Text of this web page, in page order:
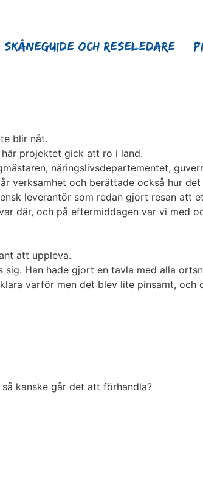
och Reseledare
blir nåt.
projektet gick att ro i land.
näringslivsdepartementet,
verksamhet och berättade också hur
leverantör som redan gjort resan att
där, och på eftermiddagen var vi med
att uppleva.
Han hade gjort en tavla med alla
varför men det blev lite pinsamt, och
kanske går det att förhandla?